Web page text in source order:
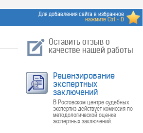
Для добавления сайта в избранное
нажмите Ctrl + D
Оставить отзыв о
качестве нашей работы
Рецензирование
экспертных
заключений
В Ростовском центре судебных
экспертиз действует комиссия по
методологической оценке
экспертных заключений.